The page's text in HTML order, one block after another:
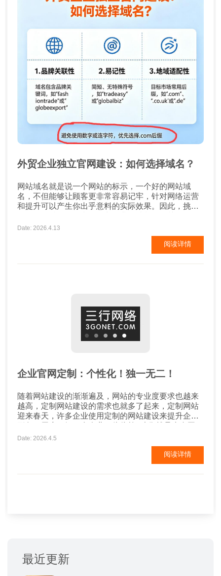
外贸企业独立官网建设：如何选择域名？
网站域名就是说一个网站的标示，一个好的网站域
名，不但能够让顾客更非常容易记牢，针对网络运营
和提升可以产生你出乎意料的实际效果。因此，挑选
步。 那麼外贸公司怎样去挑选域名？ 外贸企业独立官
是你的公司是一家大企业，在世界各国常有一定的名
气得话，提议域名挑选企业名字或是品牌名字...
Date: 2026.4.13
阅读详情
企业官网定制：个性化！独一无二！
随着网站建设的渐渐遍及，网站的专业度要求也越来
越高，定制网站建设的需求也就多了起来，定制网站
迎来春天，许多企业使用定制的网站建设来提升企业
页，所以企业想要成为互联网上的赢家，就必须进行
就现已把a企业文化、企业的标语，企业的职责，企业
的目标彻底融入到网站的建设过程中，只需把这些内
容契合到网页的开发规划中，这样的网站才是...
Date: 2026.4.5
阅读详情
最近更新